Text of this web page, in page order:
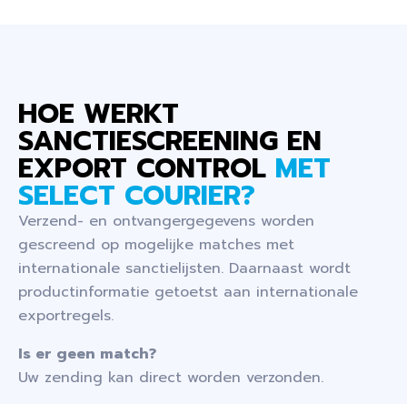
HOE WERKT
SANCTIESCREENING EN
EXPORT CONTROL MET
SELECT COURIER?
Verzend- en ontvangergegevens worden
gescreend op mogelijke matches met
internationale sanctielijsten. Daarnaast wordt
productinformatie getoetst aan internationale
exportregels.
Is er geen match?
Uw zending kan direct worden verzonden.